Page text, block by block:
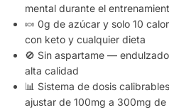
mental durante el
🍬 0g de azúcar y solo 10
con keto y cualquier dieta
🚫 Sin aspartame —
alta calidad
📊 Sistema de dosis
ajustar de 100mg a 300mg de